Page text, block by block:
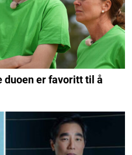
duoen er favoritt til å